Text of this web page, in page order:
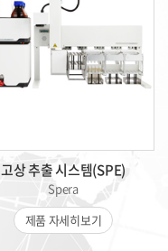
고상 추출 시스템(SPE)
Spera
제품 자세히보기